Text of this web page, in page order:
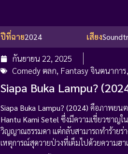
ปีที่ฉาย2024 เสียง
กันยายน 22, 2025
Comedy ตลก, Fantasy จินตนาการ,
Siapa Buka Lampu?
Siapa Buka Lampu? (2024) คือภาพยนต
Hantu Kami Setel ซึ่งมีความเชี่ยวชาญใ
วิญญาณธรรมดา แต่กลับสามารถทำร้ายร่
เหตุการณ์สุดวายป่วงที่เต็มไปด้วยความฮ